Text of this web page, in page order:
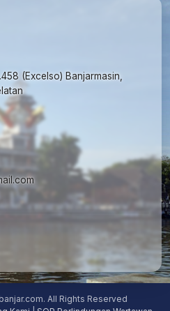
(Excelso) Banjarmasin,
All Rights Reserved